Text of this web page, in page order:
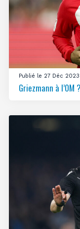
Publié le 27 Déc 2023
Griezmann à